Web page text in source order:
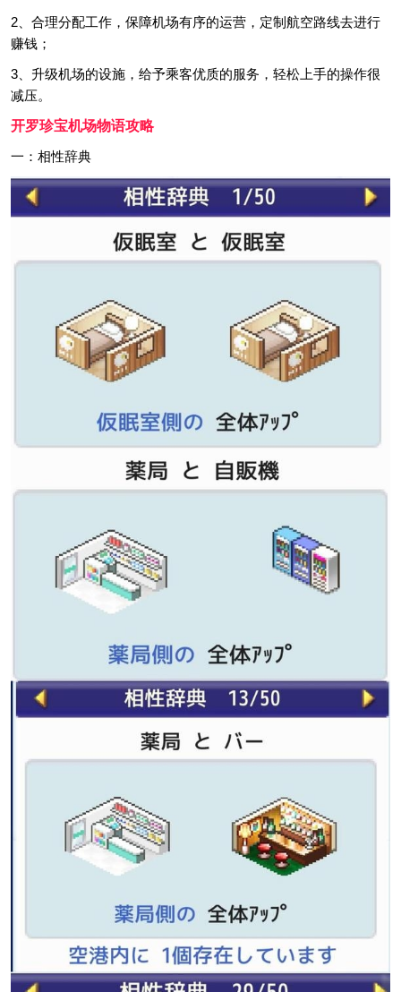
2、合理分配工作，保障机场有序的运营，定制航空路线去进行
赚钱；
3、升级机场的设施，给予乘客优质的服务，轻松上手的操作很
减压。
开罗珍宝机场物语攻略
一：相性辞典